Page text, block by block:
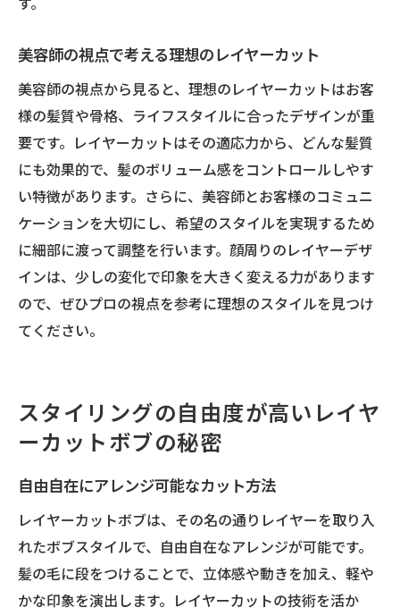
美容師の視点で考える理想のレイヤーカット
美容師の視点から見ると、理想のレイヤーカットはお客
様の髪質や骨格、ライフスタイルに合ったデザインが重
要です。レイヤーカットはその適応力から、どんな髪質
にも効果的で、髪のボリューム感をコントロールしやす
い特徴があります。さらに、美容師とお客様のコミュニ
ケーションを大切にし、希望のスタイルを実現するため
に細部に渡って調整を行います。顔周りのレイヤーデザ
インは、少しの変化で印象を大きく変える力があります
ので、ぜひプロの視点を参考に理想のスタイルを見つけ
てください。
スタイリングの自由度が高いレイヤ
ーカットボブの秘密
自由自在にアレンジ可能なカット方法
レイヤーカットボブは、その名の通りレイヤーを取り入
れたボブスタイルで、自由自在なアレンジが可能です。
髪の毛に段をつけることで、立体感や動きを加え、軽や
かな印象を演出します。レイヤーカットの技術を活か